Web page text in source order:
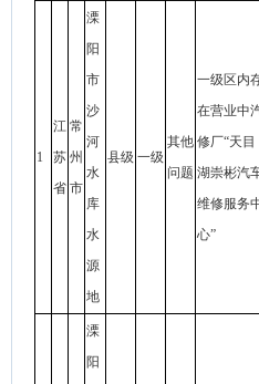
1
江
苏
省
常
州
市
溧
阳
市
沙
河
水
库
水
源
地
县级 一级
其他
问题
一级区内
在营业中
修厂“天目
湖崇彬汽
维修服务
心”
溧
阳